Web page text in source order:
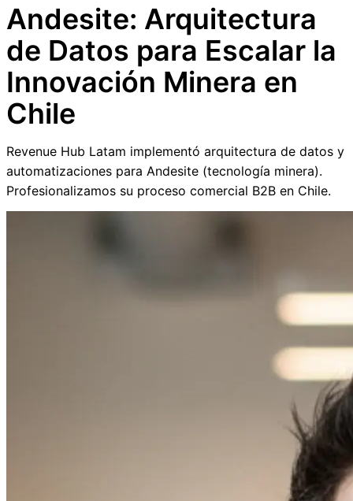
Andesite: Arquitectura
de Datos para Escalar la
Innovación Minera en
Chile
Revenue Hub Latam implementó arquitectura de datos y
automatizaciones para Andesite (tecnología minera).
Profesionalizamos su proceso comercial B2B en Chile.